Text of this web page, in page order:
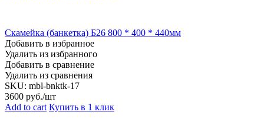
Скамейка (банкетка) Б26 800 * 400 * 440мм
Добавить в избранное
Удалить из избранного
Добавить в сравнение
Удалить из сравнения
SKU: mbl-bnktk-17
3600 руб./шт
Add to cart Купить в 1 клик